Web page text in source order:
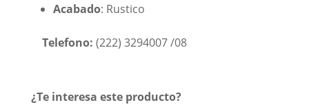
Acabado: Rustico
Telefono: (222) 3294007 /08
¿Te interesa este producto?